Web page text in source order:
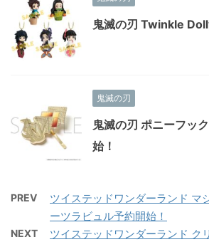
鬼滅の刃 Twinkle
鬼滅の刃
鬼滅の刃 ポニーフッ
始！
PREV
ツイステッドワンダーランド マ
ーツラビュル予約開始！
NEXT
ツイステッドワンダーランド ク